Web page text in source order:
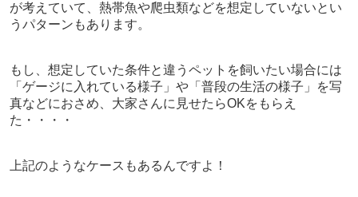
が考えていて、熱帯魚や爬虫類などを想定していないとい
うパターンもあります。
もし、想定していた条件と違うペットを飼いたい場合には
「ゲージに入れている様子」や「普段の生活の様子」を写
真などにおさめ、大家さんに見せたらOKをもらえ
た・・・・
上記のようなケースもあるんですよ！